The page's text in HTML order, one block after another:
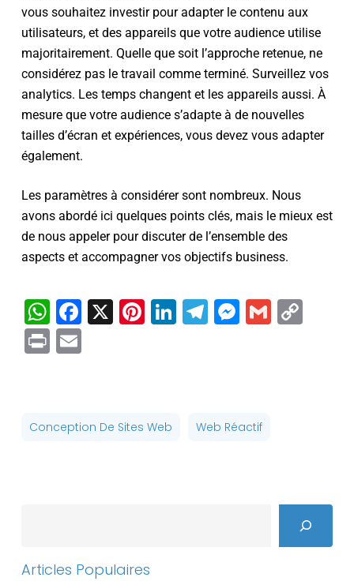
vous souhaitez investir pour adapter le contenu aux
utilisateurs, et des appareils que votre audience utilise
majoritairement. Quelle que soit l’approche retenue, ne
considérez pas le travail comme terminé. Surveillez vos
analytics. Les temps changent et les appareils aussi. À
mesure que votre audience s’adapte à de nouvelles
tailles d’écran et expériences, vous devez vous adapter
également.
Les paramètres à considérer sont nombreux. Nous
avons abordé ici quelques points clés, mais le mieux est
de nous appeler pour discuter de l’ensemble des
aspects et accompagner vos objectifs business.
WhatsApp
Facebook
X Pinterest
LinkedIn
Telegram
Gmail
PrintEmail
Conception De Sites Web Web Réactif
Articles Populaires